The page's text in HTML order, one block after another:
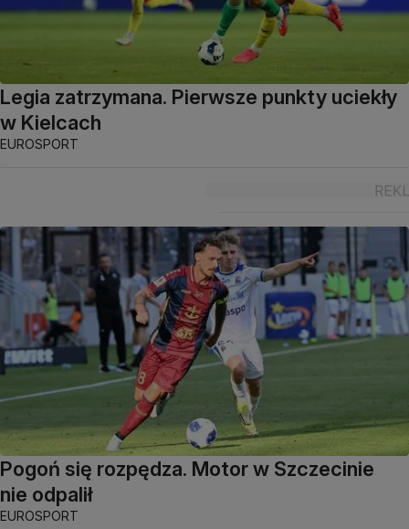
Legia zatrzymana. Pierwsze punkty uciekły
w Kielcach
EUROSPORT
Pogoń się rozpędza. Motor w Szczecinie
nie odpalił
EUROSPORT